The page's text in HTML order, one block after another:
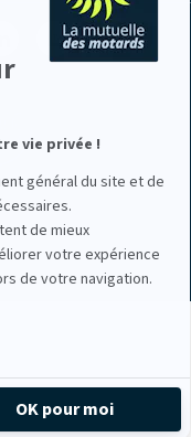
vie privée !
général du site et de
de mieux
votre expérience
de votre navigation.
OK pour moi
Linkedin
(nouvelle
fenêtre)
Lib
TV
(nouvelle